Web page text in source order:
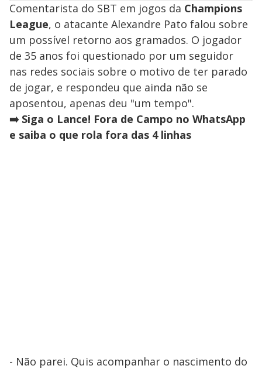
Comentarista do SBT em jogos da Champions
League, o atacante Alexandre Pato falou sobre
um possível retorno aos gramados. O jogador
de 35 anos foi questionado por um seguidor
nas redes sociais sobre o motivo de ter parado
de jogar, e respondeu que ainda não se
aposentou, apenas deu "um tempo".
➡️ Siga o Lance! Fora de Campo no WhatsApp
e saiba o que rola fora das 4 linhas
- Não parei. Quis acompanhar o nascimento do